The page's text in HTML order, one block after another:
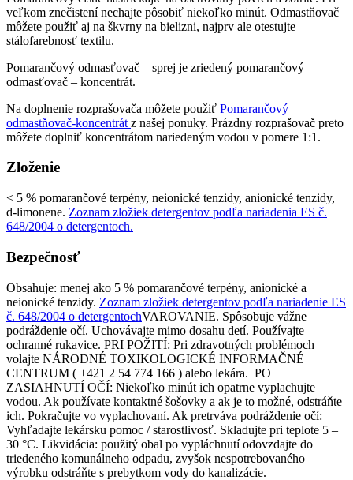
veľkom znečistení nechajte pôsobiť niekoľko minút. Odmastňovač
môžete použiť aj na škvrny na bielizni, najprv ale otestujte
stálofarebnosť textilu.
Pomarančový odmasťovač – sprej je zriedený pomarančový
odmasťovač – koncentrát.
Na doplnenie rozprašovača môžete použiť Pomarančový
odmastňovač-koncentrát z našej ponuky. Prázdny rozprašovač preto
môžete doplniť koncentrátom nariedeným vodou v pomere 1:1.
Zloženie
< 5 % pomarančové terpény, neionické tenzidy, anionické tenzidy,
d-limonene. Zoznam zložiek detergentov podľa nariadenia ES č.
648/2004 o detergentoch.
Bezpečnosť
Obsahuje: menej ako 5 % pomarančové terpény, anionické a
neionické tenzidy. Zoznam zložiek detergentov podľa nariadenie ES
č. 648/2004 o detergentochVAROVANIE. Spôsobuje vážne
podráždenie očí. Uchovávajte mimo dosahu detí. Používajte
ochranné rukavice. PRI POŽITÍ: Pri zdravotných problémoch
volajte NÁRODNÉ TOXIKOLOGICKÉ INFORMAČNÉ
CENTRUM ( +421 2 54 774 166 ) alebo lekára. PO
ZASIAHNUTÍ OČÍ: Niekoľko minút ich opatrne vyplachujte
vodou. Ak používate kontaktné šošovky a ak je to možné, odstráňte
ich. Pokračujte vo vyplachovaní. Ak pretrváva podráždenie očí:
Vyhľadajte lekársku pomoc / starostlivosť. Skladujte pri teplote 5 –
30 °C. Likvidácia: použitý obal po vypláchnutí odovzdajte do
triedeného komunálneho odpadu, zvyšok nespotrebovaného
výrobku odstráňte s prebytkom vody do kanalizácie.